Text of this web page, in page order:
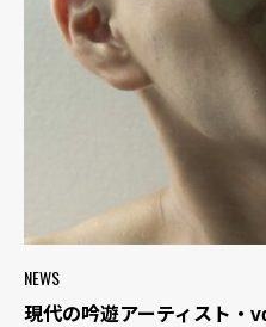
NEWS
現代の吟遊アーティスト・